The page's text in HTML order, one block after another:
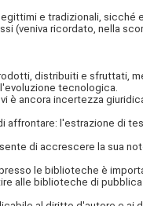
e tradizionali, sicché
(veniva ricordato, nella
distribuiti e sfruttati,
tecnologica.
ancora incertezza
affrontare: l'estrazione di
di accrescere la sua
le biblioteche è
alle biblioteche di pubblica